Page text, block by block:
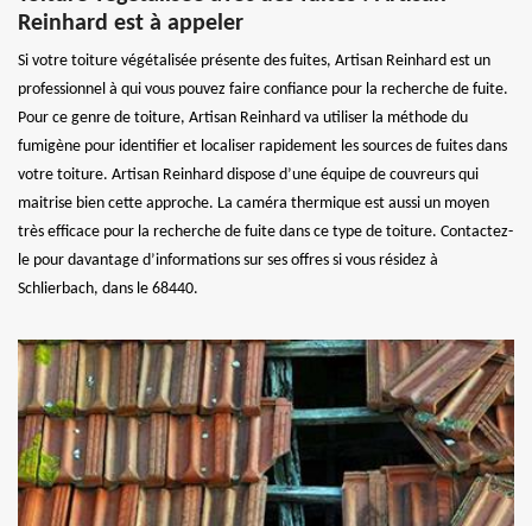
Reinhard est à appeler
Si votre toiture végétalisée présente des fuites, Artisan Reinhard est un
professionnel à qui vous pouvez faire confiance pour la recherche de fuite.
Pour ce genre de toiture, Artisan Reinhard va utiliser la méthode du
fumigène pour identifier et localiser rapidement les sources de fuites dans
votre toiture. Artisan Reinhard dispose d’une équipe de couvreurs qui
maitrise bien cette approche. La caméra thermique est aussi un moyen
très efficace pour la recherche de fuite dans ce type de toiture. Contactez-
le pour davantage d’informations sur ses offres si vous résidez à
Schlierbach, dans le 68440.